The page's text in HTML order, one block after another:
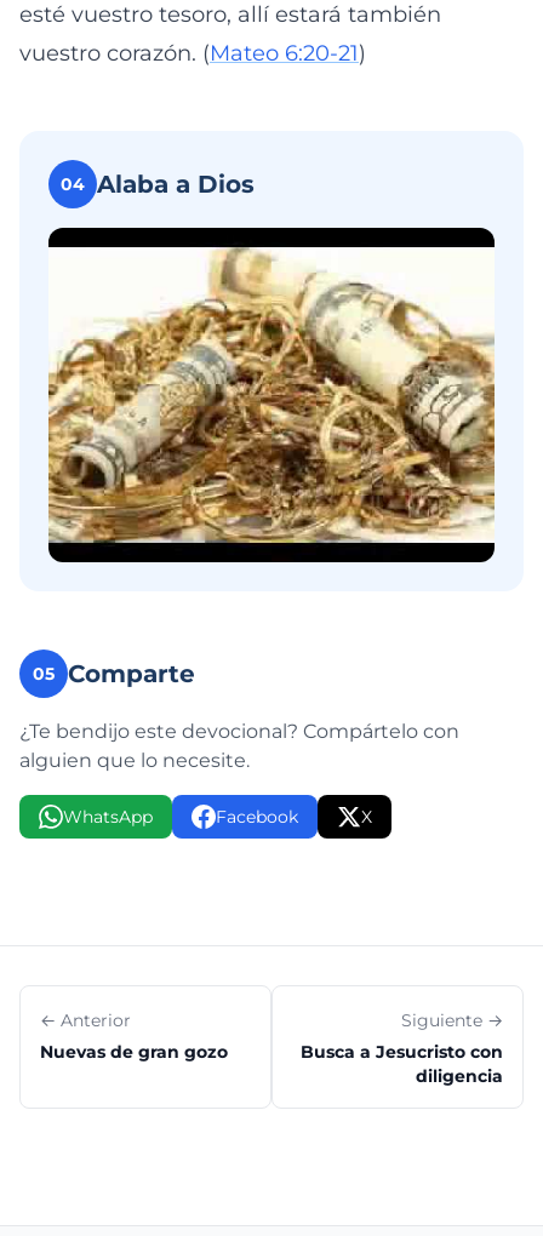
esté vuestro tesoro, allí estará también
vuestro corazón. (Mateo 6:20-21)
04 Alaba a Dios
05 Comparte
¿Te bendijo este devocional? Compártelo con
alguien que lo necesite.
WhatsApp Facebook X
← Anterior
Nuevas de gran gozo
Siguiente →
Busca a Jesucristo con
diligencia